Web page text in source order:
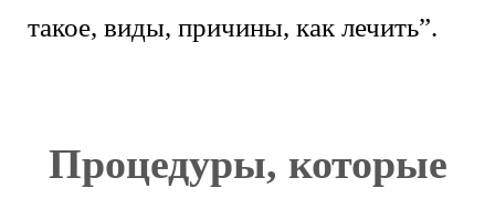
такое, виды, причины, как лечить”.
Процедуры, которые